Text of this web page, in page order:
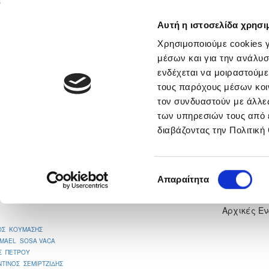
Αυτή η ιστοσελίδα
Χρησιμοποιούμε cookies
μέσων και για την
ενδέχεται να
τους παρόχους μέσων
τον συνδυαστούν με
των υπηρεσιών τους από
διαβάζοντας την
συγκατάθεσης
Απαραίτητα
Νέα & Πληροφορίες Εθνικές Ομάδες
Περισσότερα
ΛΙΟΠΕΤΡΙΟΥ -
2
Αρχικές
ΚΟΥΜΑΣΗΣ
SOSA VACA
ΠΕΤΡΟΥ
ΣΕΜΙΡΤΖΙΔΗΣ